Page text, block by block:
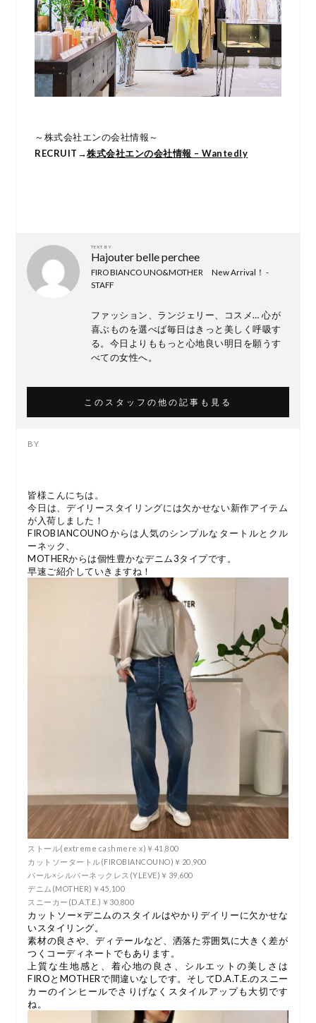
～株式会社エンの会社情報～
RECRUIT→株式会社エンの会社情報 – Wantedly
TEXT BY
Hajouter belle perchee
FIRO BIANCO UNO&MOTHER New Arrival！ -
STAFF
ファッション、ランジェリー、コスメ… 心が
喜ぶものを選べば毎日はきっと美しく呼吸す
る。今日よりももっと心地良い明日を願うす
べての女性へ。
このスタッフの他の記事も見る
皆様こんにちは。
今日は、デイリースタイリングには欠かせない新作アイテム
が入荷しました！
FIROBIANCOUNOからは人気のシンプルなタートルとクル
ーネック、
MOTHERからは個性豊かなデニム3タイプです。
早速ご紹介していきますね！
ストール(extreme cashmere x)￥41,800
カットソータートル(FIROBIANCOUNO)￥20,900
パール×シルバーネックレス(YLEVE)￥39,600
デニム(MOTHER)￥45,100
スニーカー(D.A.T.E.)￥30,800
カットソー×デニムのスタイルはやかりデイリーに欠かせな
いスタイリング。
素材の良さや、ディテールなど、洒落た雰囲気に大きく差が
つくコーディネートでもあります。
上質な生地感と、着心地の良さ、シルエットの美しさは
FIROとMOTHERで間違いなしです。そしてD.A.T.E.のスニー
カーのインヒールでさりげなくスタイルアップも大切です
ね。